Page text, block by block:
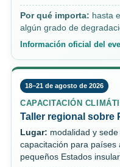
Por qué importa: hasta
algún grado de
Información oficial del
18–21 de agosto de 2026
CAPACITACIÓN
Taller regional sobre
Lugar: modalidad y
capacitación para países
pequeños Estados